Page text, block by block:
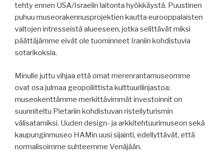
tehty ennen USA/Israelin laitonta hyökkäystä. Puustinen
puhuu museorakennusprojektien kautta eurooppalaisten
valtojen intresseistä alueeseen, jotka selittävät miksi
päättäjämme eivät ole tuominneet Iraniin kohdistuvia
sotarikoksia.
Minulle juttu vihjaa että omat merenrantamuseomme
ovat osa julmaa geopoliittista kulttuurilinjastoa:
museokenttämme merkittävimmät investoinnit on
suunniteltu Pietariin kohdistuvan risteilyturismin
välisatamiksi. Uuden design- ja arkkitehtuurimuseon sekä
kaupunginmuseo HAMin uusi sijainti, edellyttävät, että
normalisoimme suhteemme Venäjään.